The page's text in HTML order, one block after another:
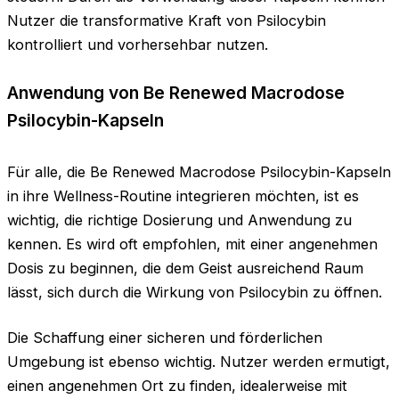
Nutzer die transformative Kraft von Psilocybin
kontrolliert und vorhersehbar nutzen.
Anwendung von Be Renewed Macrodose
Psilocybin-Kapseln
Für alle, die Be Renewed Macrodose Psilocybin-Kapseln
in ihre Wellness-Routine integrieren möchten, ist es
wichtig, die richtige Dosierung und Anwendung zu
kennen. Es wird oft empfohlen, mit einer angenehmen
Dosis zu beginnen, die dem Geist ausreichend Raum
lässt, sich durch die Wirkung von Psilocybin zu öffnen.
Die Schaffung einer sicheren und förderlichen
Umgebung ist ebenso wichtig. Nutzer werden ermutigt,
einen angenehmen Ort zu finden, idealerweise mit